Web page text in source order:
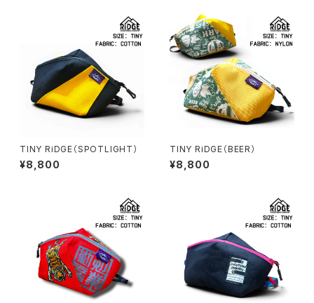
TINY RiDGE（SPOTLIGHT）
¥8,800
TINY RiDGE（BEER）
¥8,800